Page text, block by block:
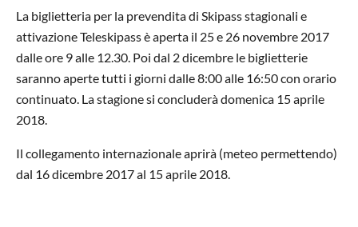
La biglietteria per la prevendita di Skipass stagionali e
attivazione Teleskipass è aperta il 25 e 26 novembre 2017
dalle ore 9 alle 12.30. Poi dal 2 dicembre le biglietterie
saranno aperte tutti i giorni dalle 8:00 alle 16:50 con orario
continuato. La stagione si concluderà domenica 15 aprile
2018.
Il collegamento internazionale aprirà (meteo permettendo)
dal 16 dicembre 2017 al 15 aprile 2018.